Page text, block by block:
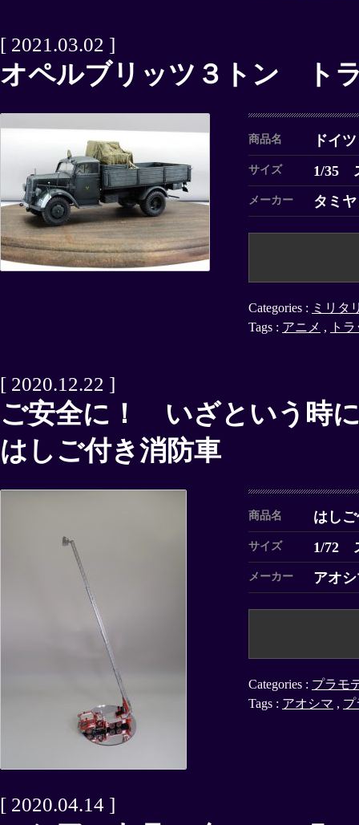
[ 2021.03.02 ]
オペルブリッツ３トン ト
商品名 ドイ
サイズ 1/35
メーカー タミヤ
Categories : ミリタ
Tags : アニメ , ト
[ 2020.12.22 ]
ご安全に！ いざという時
はしご付き消防車
商品名 はし
サイズ 1/72
メーカー アオ
Categories : プラモ
Tags : アオシマ , プ
[ 2020.04.14 ]